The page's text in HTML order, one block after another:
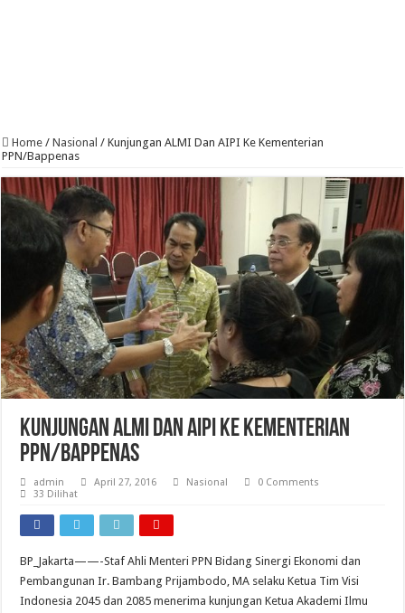
Home / Nasional / Kunjungan ALMI Dan AIPI Ke Kementerian
PPN/Bappenas
Kunjungan ALMI Dan AIPI Ke Kementerian
PPN/Bappenas
admin April 27, 2016 Nasional
0 Comments
33 Dilihat
BP_Jakarta——-Staf Ahli Menteri PPN Bidang Sinergi Ekonomi dan
Pembangunan Ir. Bambang Prijambodo, MA selaku Ketua Tim Visi
Indonesia 2045 dan 2085 menerima kunjungan Ketua Akademi Ilmu